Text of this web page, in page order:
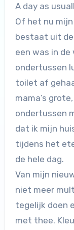
A day as
Of het nu
bestaat uit
een was in de
ondertussen
toilet af
mama’s
ondertussen
dat ik mijn
tijdens het
de hele dag.
Van mijn
niet meer
tegelijk doen
met thee.